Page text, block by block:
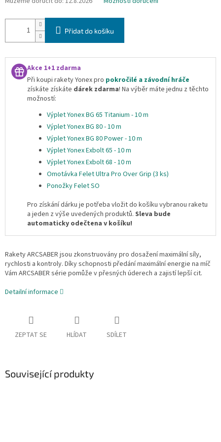
Přidat do košíku
Akce 1+1 zdarma
Při koupi rakety Yonex pro pokročilé a závodní hráče
získáte získáte dárek zdarma! Na výběr máte jednu z těchto
možností:
Výplet Yonex BG 65 Titanium - 10 m
Výplet Yonex BG 80 - 10 m
Výplet Yonex BG 80 Power - 10 m
Výplet Yonex Exbolt 65 - 10 m
Výplet Yonex Exbolt 68 - 10 m
Omotávka Felet Ultra Pro Over Grip (3 ks)
Ponožky Felet SO
Pro získání dárku je potřeba vložit do košíku vybranou raketu
a jeden z výše uvedených produktů. Sleva bude
automaticky odečtena v košíku!
Rakety ARCSABER jsou zkonstruovány pro dosažení maximální síly,
rychlosti a kontroly. Díky schopnosti předání maximální energie na míč
Vám ARCSABER série pomůže v přesných úderech a zajistí lepší cit.
Detailní informace
ZEPTAT SE HLÍDAT SDÍLET
Související produkty